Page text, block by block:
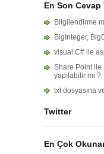
En Son
Bilgilendirme
BigInteger,
visual C# ile
Share Point ile
yapılabilir mi ?
txt dosyasına
Twitter
En Çok